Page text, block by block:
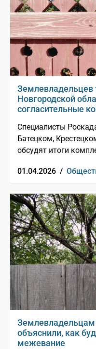
Землевладельцев
Новгородской
согласительные
Специалисты
Батецком,
обсудят итоги
01.04.2026 /
Землевладельцам
объяснили, как
межевание